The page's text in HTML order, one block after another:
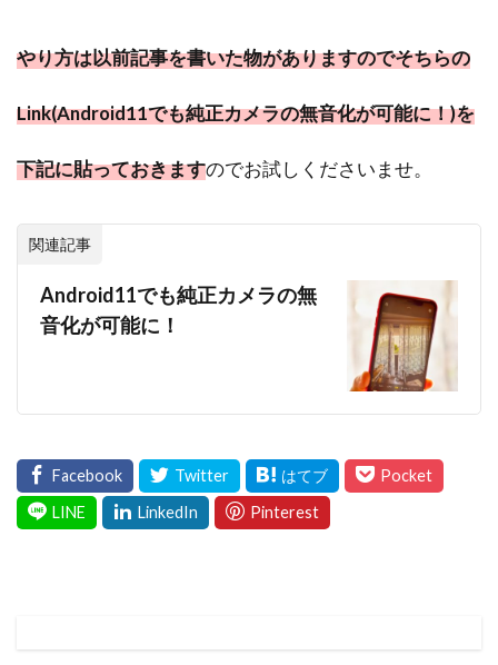
やり方は以前記事を書いた物がありますのでそちらの
Link(Android11でも純正カメラの無音化が可能に！)を
下記に貼っておきますのでお試しくださいませ。
関連記事
Android11でも純正カメラの無
音化が可能に！